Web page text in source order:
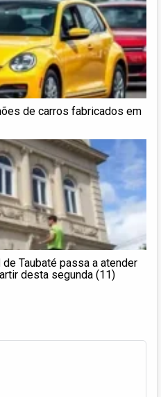
de carros fabricados em
Taubaté passa a atender
desta segunda (11)